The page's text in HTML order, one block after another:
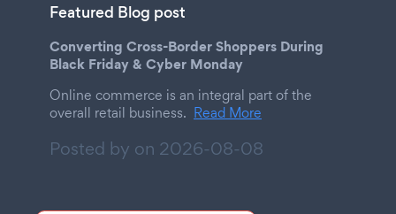
Featured Blog post
Converting Cross-Border Shoppers During
Black Friday & Cyber Monday
Online commerce is an integral part of the
overall retail business. Read More
Posted by on 2026-08-08